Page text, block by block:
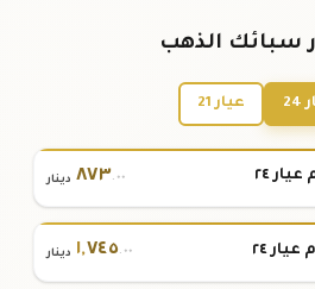
سبائك الذهب
عيار 21
٨٧٣.٠٠ دينار
١,٧٤٥.٠٠ دينار